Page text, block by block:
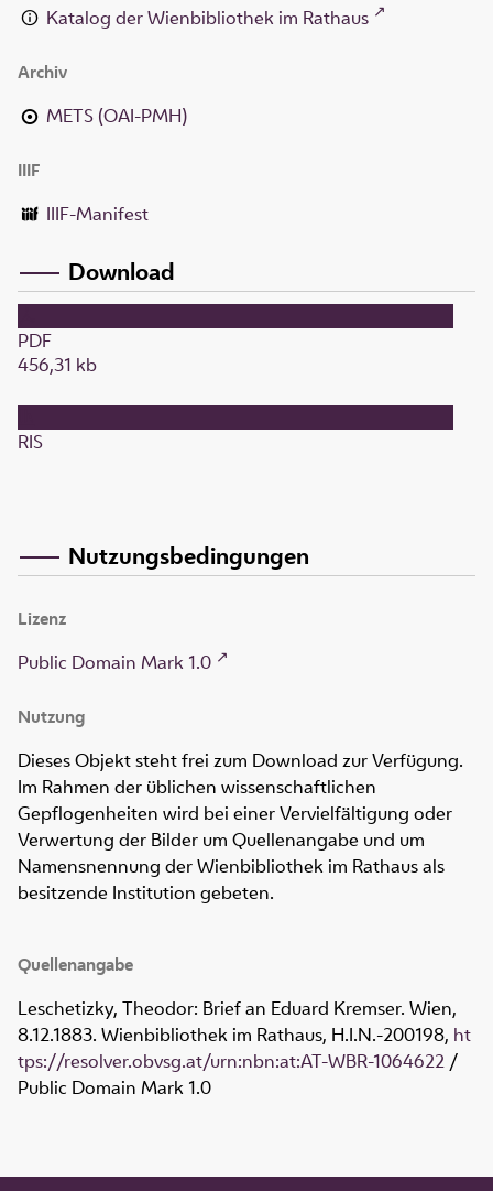
Katalog der Wienbibliothek im Rathaus
Archiv
METS (OAI-PMH)
IIIF
IIIF-Manifest
Download
PDF
456,31 kb
RIS
Nutzungsbedingungen
Lizenz
Public Domain Mark 1.0
Nutzung
Dieses Objekt steht frei zum Download zur Verfügung.
Im Rahmen der üblichen wissenschaftlichen
Gepflogenheiten wird bei einer Vervielfältigung oder
Verwertung der Bilder um Quellenangabe und um
Namensnennung der Wienbibliothek im Rathaus als
besitzende Institution gebeten.
Quellenangabe
Leschetizky, Theodor: Brief an Eduard Kremser. Wien,
8.12.1883. Wienbibliothek im Rathaus, H.I.N.-200198, ht
tps://resolver.obvsg.at/urn:nbn:at:AT-WBR-1064622 /
Public Domain Mark 1.0